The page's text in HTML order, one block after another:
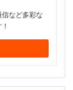
など多彩な